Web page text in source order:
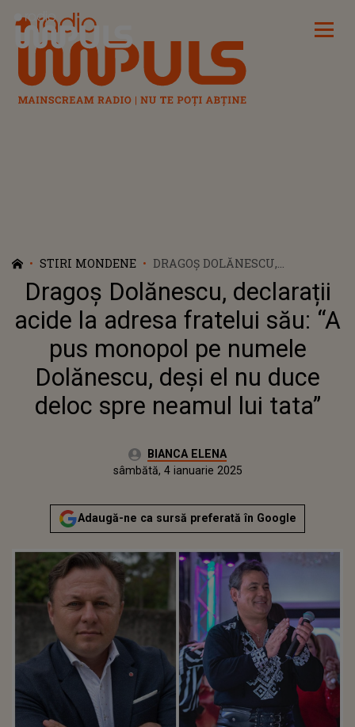
Radio Impuls
STIRI MONDENE
DRAGOȘ DOLĂNESCU,
DECLARAȚII ACIDE LA ADRESA
FRATELUI SĂU: “A PUS
MONOPOL PE NUMELE
DOLĂNESCU, DEȘI EL NU DUCE
DELOC SPRE NEAMUL LUI TATA”
Dragoș Dolănescu, declarații
acide la adresa fratelui său: “A
pus monopol pe numele
Dolănescu, deși el nu duce
deloc spre neamul lui tata”
Autor:BIANCA ELENA
Actualizat:
sâmbătă, 4 ianuarie 2025
Adaugă-ne ca sursă preferată în Google